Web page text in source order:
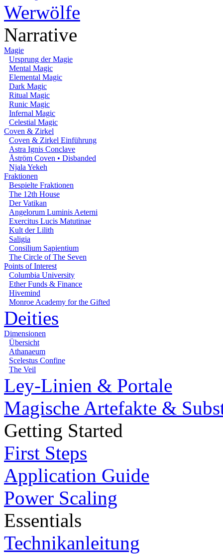
Werwölfe
Narrative
Magie
Ursprung der Magie
Mental Magic
Elemental Magic
Dark Magic
Ritual Magic
Runic Magic
Infernal Magic
Celestial Magic
Coven & Zirkel
Coven & Zirkel Einführung
Astra Ignis Conclave
Åström Coven • Disbanded
Njala Yekeh
Fraktionen
Bespielte Fraktionen
The 12th House
Der Vatikan
Angelorum Luminis Aeterni
Exercitus Lucis Matutinae
Kult der Lilith
Saligia
Consilium Sapientium
The Circle of The Seven
Points of Interest
Columbia University
Ether Funds & Finance
Hivemind
Monroe Academy for the Gifted
Deities
Dimensionen
Übersicht
Athanaeum
Scelestus Confine
The Veil
Ley-Linien & Portale
Magische Artefakte &
Getting Started
First Steps
Application Guide
Power Scaling
Essentials
Technikanleitung